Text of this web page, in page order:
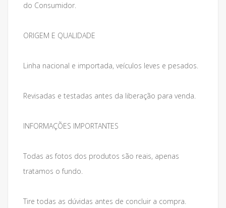
do Consumidor.
ORIGEM E QUALIDADE
Linha nacional e importada, veículos leves e pesados.
Revisadas e testadas antes da liberação para venda.
INFORMAÇÕES IMPORTANTES
Todas as fotos dos produtos são reais, apenas
tratamos o fundo.
Tire todas as dúvidas antes de concluir a compra.